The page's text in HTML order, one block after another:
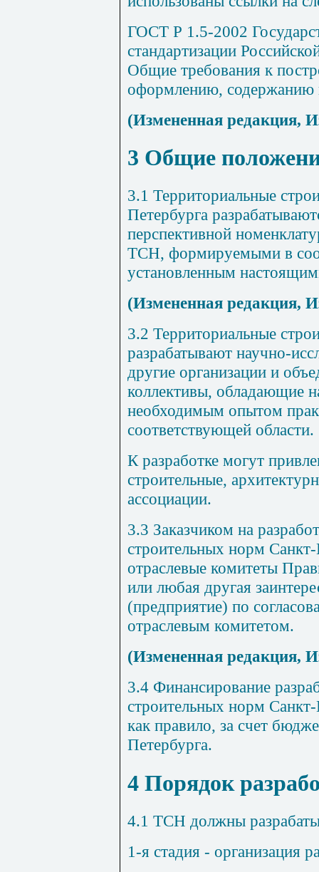
ГОСТ Р 1.5-2002
стандартизации
Общие требования к
оформлению, содержанию
(Измененная редакция,
3 Общие
3.1 Территориальные
Петербурга
перспективной
ТСН, формируемыми в
установленным
(Измененная редакция,
3.2 Территориальные
разрабатывают научно-
другие организации и
коллективы, обладающие
необходимым опытом
соответствующей области.
К разработке могут
строительные,
ассоциации.
3.3 Заказчиком на
строительных норм
отраслевые комитеты
или любая другая
(предприятие) по
отраслевым комитетом.
(Измененная редакция,
3.4 Финансирование
строительных норм
как правило, за счет
Петербурга.
4 Порядок
4.1 ТСН должны
1-я стадия - организация